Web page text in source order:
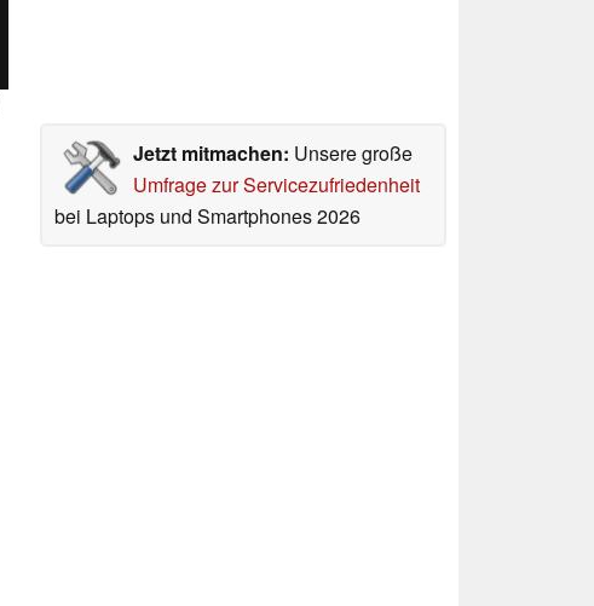
Jetzt mitmachen: Unsere große
Umfrage zur Servicezufriedenheit
bei Laptops und Smartphones 2026